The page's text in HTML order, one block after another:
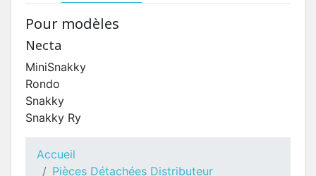
Pièces Détachées Distributeur Automatique
Pour modèles
Necta
MiniSnakky
Rondo
Snakky
Snakky Ry
Accueil
Pièces Détachées Distributeur